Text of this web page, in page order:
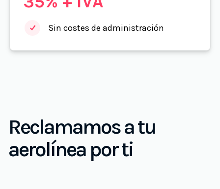
Sin costes de administración
Reclamamos a tu
aerolínea por ti